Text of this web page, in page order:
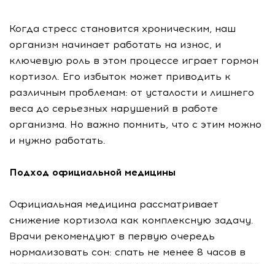
Когда стресс становится хроническим, наш
организм начинает работать на износ, и
ключевую роль в этом процессе играет гормон
кортизол. Его избыток может приводить к
различным проблемам: от усталости и лишнего
веса до серьезных нарушений в работе
организма. Но важно помнить, что с этим можно
и нужно работать.
Подход официальной медицины
Официальная медицина рассматривает
снижение кортизола как комплексную задачу.
Врачи рекомендуют в первую очередь
нормализовать сон: спать не менее 8 часов в